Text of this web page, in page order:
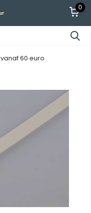
0
vanaf 60 euro